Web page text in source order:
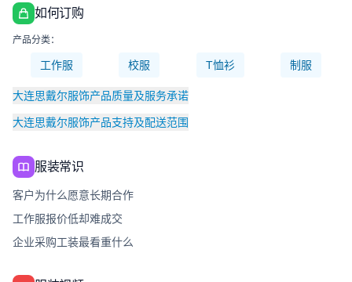
如何订购
产品分类：
工作服 校服 T恤衫 制服
大连思戴尔服饰产品质量及服务承诺
大连思戴尔服饰产品支持及配送范围
服装常识
客户为什么愿意长期合作
工作服报价低却难成交
企业采购工装最看重什么